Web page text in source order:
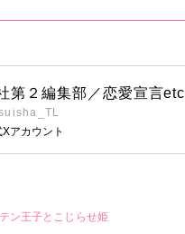
第２編集部／恋愛宣言etc
アカウント
ン王子とこじらせ姫